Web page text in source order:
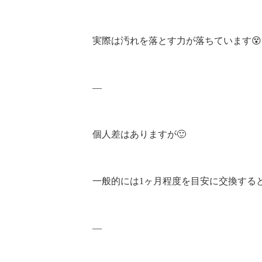
実際は汚れを落とす力が落ちています😵
—
個人差はありますが🙂
一般的には1ヶ月程度を目安に交換する
—